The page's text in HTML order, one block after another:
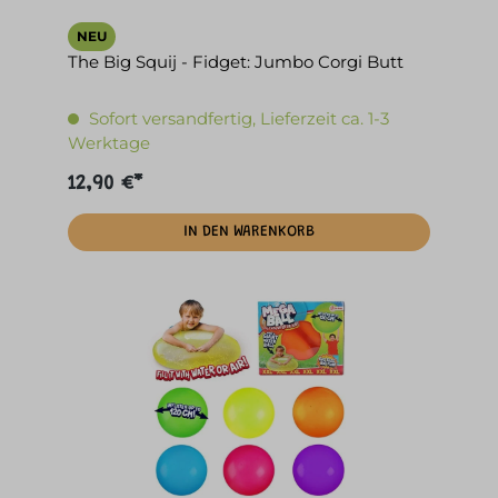
NEU
The Big Squij - Fidget: Jumbo Corgi Butt
Sofort versandfertig, Lieferzeit ca. 1-3
Werktage
12,90 €*
IN DEN WARENKORB